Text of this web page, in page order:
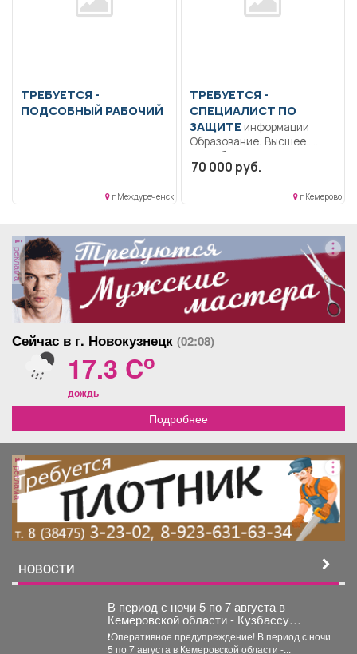
ТРЕБУЕТСЯ -
ПОДСОБНЫЙ РАБОЧИЙ
г Междуреченск
ТРЕБУЕТСЯ -
СПЕЦИАЛИСТ ПО
ЗАЩИТЕ информации
Образование: Высшее..
Разработка документации
по информационной
70 000 руб.
г Кемерово
реклама
Сейчас в г. Новокузнецк (02:08)
17.3 Co
дождь
Подробнее
реклама
НОВОСТИ
В период с ночи 5 по 7 августа в
Кемеровской области - Кузбассу
ожидаются грозы, сильные дожди, днем
местами град.
❗️Оперативное предупреждение! В период с ночи
5 по 7 августа в Кемеровской области -...